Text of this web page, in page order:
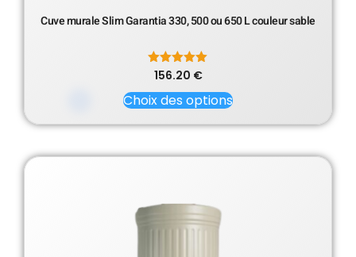
Cuve murale Slim Garantia 330, 500 ou 650 L couleur sable
Note
sur 5
156.20 €
Choix des options